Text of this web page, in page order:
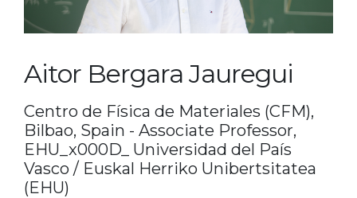
Aitor Bergara Jauregui
Centro de Física de Materiales (CFM),
Bilbao, Spain - Associate Professor,
EHU_x000D_ Universidad del País
Vasco / Euskal Herriko Unibertsitatea
(EHU)